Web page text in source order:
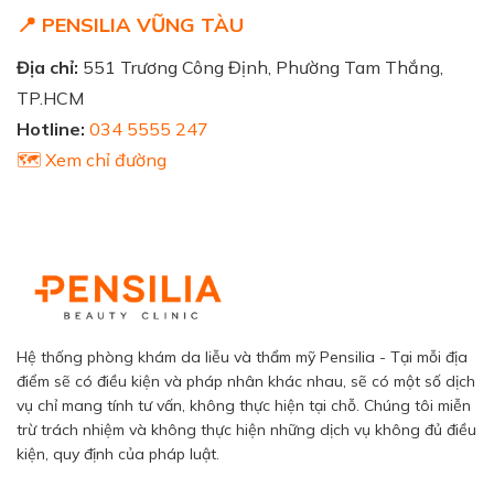
📍 PENSILIA VŨNG TÀU
Địa chỉ: 551 Trương Công Định, Phường Tam Thắng,
TP.HCM
Hotline: 034 5555 247
🗺️ Xem chỉ đường
Hệ thống phòng khám da liễu và thẩm mỹ Pensilia - Tại mỗi địa
điểm sẽ có điều kiện và pháp nhân khác nhau, sẽ có một số dịch
vụ chỉ mang tính tư vấn, không thực hiện tại chỗ. Chúng tôi miễn
trừ trách nhiệm và không thực hiện những dịch vụ không đủ điều
kiện, quy định của pháp luật.